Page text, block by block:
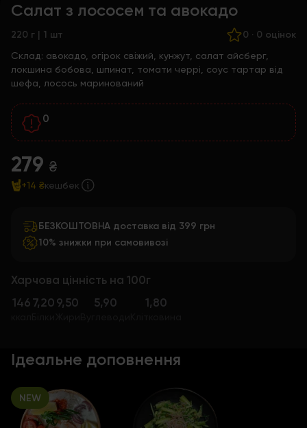
Салат з лососем та авокадо
220 г | 1 шт 0 · 0 оцінок
Склад: авокадо, огірок свіжий, кунжут, салат айсберг,
локшина бобова, шпинат, томати черрі, соус тартар від
шефа, лосось маринований
0
279 ₴
+14 ₴кешбек
БЕЗКОШТОВНА доставка від 399 грн
10% знижки при самовивозі
Харчова цінність на 100г
146 7,20 9,50 5,90 1,80
Ідеальне доповнення
NEW